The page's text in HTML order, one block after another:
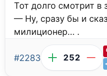
Тот долго смотрит в
— Ну, сразу бы и
милиционер... .
#2283 252